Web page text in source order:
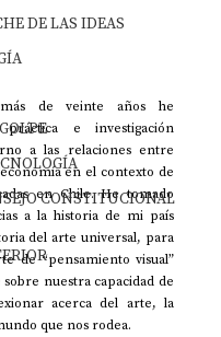
DE LAS IDEAS
CONSTITUCIONAL
de veinte años he
e investigación
a las relaciones entre
en el contexto de
en Chile. He tomado
a la historia de mi país
del arte universal, para
de “pensamiento visual”
nuestra capacidad de
acerca del arte, la
que nos rodea.